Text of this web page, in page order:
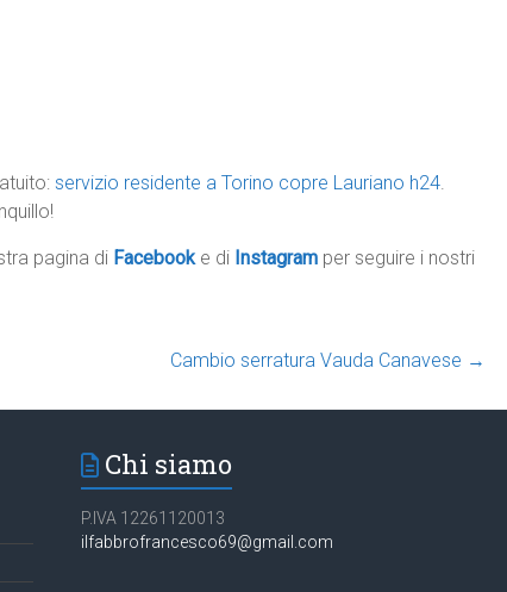
servizio residente a Torino copre Lauriano h24.
pagina di Facebook e di Instagram per seguire i nostri
Cambio serratura Vauda Canavese →
Chi siamo
P.IVA 12261120013
ilfabbrofrancesco69@gmail.com